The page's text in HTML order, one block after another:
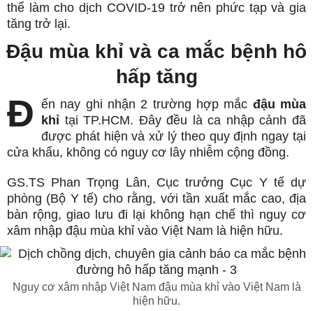
thể làm cho dịch COVID-19 trở nên phức tạp và gia
tăng trở lại.
Đậu mùa khỉ và ca mắc bệnh hô
hấp tăng
Đ ến nay ghi nhận 2 trường hợp mắc đậu mùa
khỉ tại TP.HCM. Đây đều là ca nhập cảnh đã
được phát hiện và xử lý theo quy định ngay tại
cửa khẩu, không có nguy cơ lây nhiễm cộng đồng.
GS.TS Phan Trọng Lân, Cục trưởng Cục Y tế dự
phòng (Bộ Y tế) cho rằng, với tần xuất mắc cao, địa
bàn rộng, giao lưu đi lại không hạn chế thì nguy cơ
xâm nhập đậu mùa khỉ vào Việt Nam là hiện hữu.
Nguy cơ xâm nhập Việt Nam đậu mùa khỉ vào Việt Nam là
hiện hữu.